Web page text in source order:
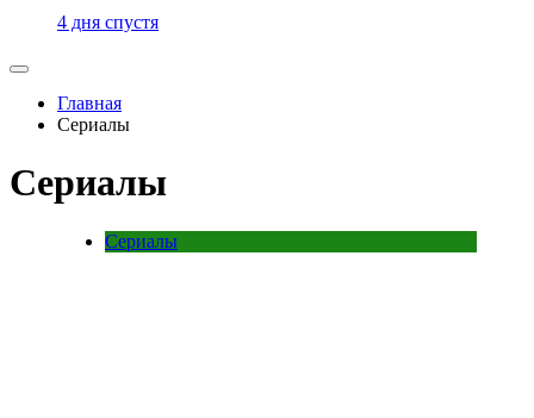
4 дня спустя
Главная
Сериалы
Сериалы
Сериалы